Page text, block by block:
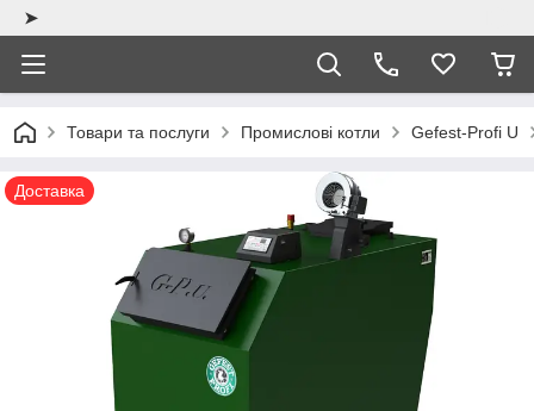
➤
Товари та послуги Промислові котли Gefest-Profi U
Доставка